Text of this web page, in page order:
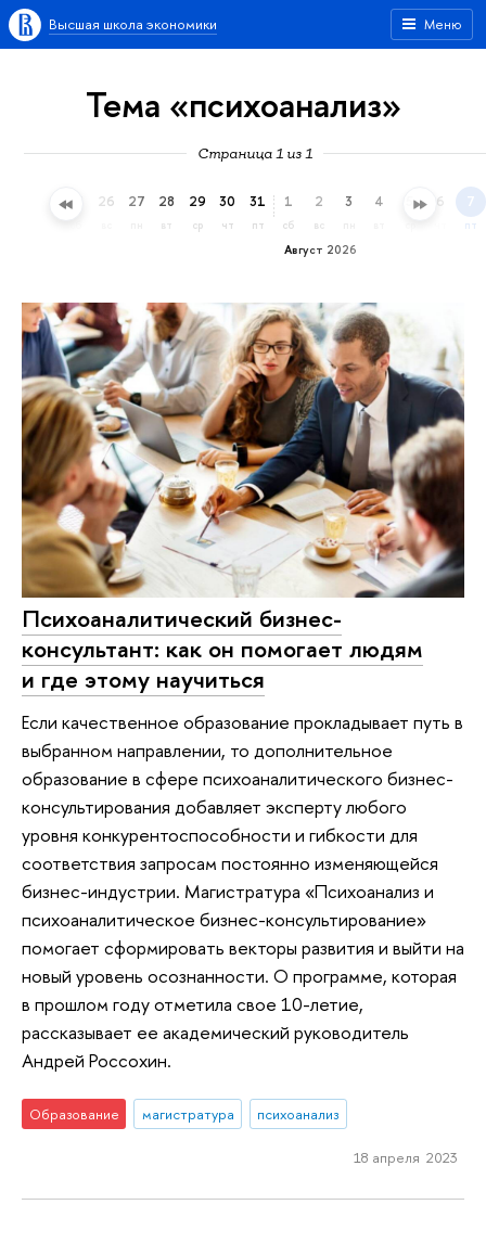
Меню
Высшая школа экономики
Тема «психоанализ»
Страница 1 из 1
25 26 27 28
вт
29
ср
30
чт
31
пт
Август 2026
1
сб
2
вс
3 4 5 6 7
пт
Психоаналитический бизнес-
консультант: как он помогает людям
и где этому научиться
Если качественное образование прокладывает путь в
выбранном направлении, то дополнительное
образование в сфере психоаналитического бизнес-
консультирования добавляет эксперту любого
уровня конкурентоспособности и гибкости для
соответствия запросам постоянно изменяющейся
бизнес-индустрии. Магистратура «Психоанализ и
психоаналитическое бизнес-консультирование»
помогает сформировать векторы развития и выйти на
новый уровень осознанности. О программе, которая
в прошлом году отметила свое 10-летие,
рассказывает ее академический руководитель
Андрей Россохин.
Образование магистратура психоанализ
18 апреля 2023